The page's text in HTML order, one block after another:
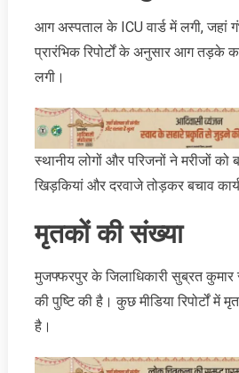
आग अस्पताल के ICU वार्ड में लगी, जहां
प्रारंभिक रिपोर्टों के अनुसार आग
लगी।
स्थानीय लोगों और परिजनों ने मरीजों को
खिड़कियां और दरवाजे तोड़कर बचाव
मृतकों की संख्या
मुजफ्फरपुर के जिलाधिकारी सुब्रत
की पुष्टि की है। कुछ मीडिया रिपोर्टों में
है।